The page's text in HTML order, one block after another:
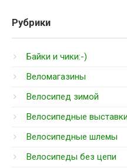
Рубрики
Байки и чики:-)
Веломагазины
Велосипед зимой
Велосипедные выставки
Велосипедные шлемы
Велосипеды без цепи